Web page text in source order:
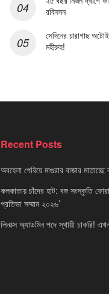
রবিনসন
সেদিনের চারাগাছ
মহীরুহ!
Recent Posts
অবহেলা পেরিয়ে মাগুরার বাজার মাতাচ্ছে
কলকাতায় চাঁদের হাট: বঙ্গ সংস্কৃতি
প্রতিভা সম্মান ২০২৬’
লিনাক্স অ্যাডমিন পদে স্থায়ী চাকরি!